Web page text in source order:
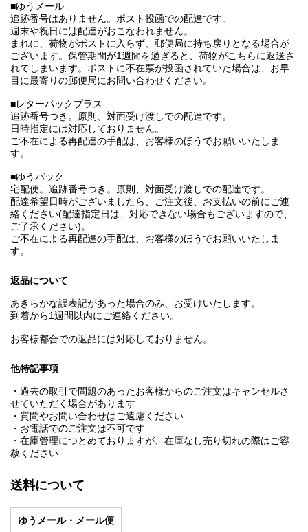
■ゆうメール
追跡番号はありません。ポスト投函での配達です。
週末や祝日には配達がおこなわれません。
まれに、荷物がポストに入らず、郵便局に持ち戻りとなる場合が
ございます。保管期間が1週間を過ぎると、荷物がこちらに返送さ
れてしまいます。ポストに不在票が投函されていた場合は、お早
目に最寄りの郵便局にお問い合わせください。
■レターパックプラス
追跡番号つき。原則、対面受け渡しでの配達です。
日時指定には対応しておりません。
ご不在による再配達の手配は、お客様のほうでお願いいたしま
す。
■ゆうパック
宅配便。追跡番号つき。原則、対面受け渡しでの配達です。
配達希望日時がございましたら、ご注文後、お支払いの前にご連
絡ください(配達指定日は、対応できない場合もございますので、
ご了承ください)。
ご不在による再配達の手配は、お客様のほうでお願いいたしま
す。
返品について
あきらかな誤表記があった場合のみ、お受けいたします。
到着から1週間以内にご連絡ください。
お客様都合での返品には対応しておりません。
他特記事項
・過去の取引で問題のあったお客様からのご注文はキャンセルさ
せていただく場合があります
・質問やお問い合わせはご遠慮ください
・お電話でのご注文は不可です
・在庫管理につとめておりますが、在庫なし売り切れの際はご容
赦ください
送料について
ゆうメール・メール便